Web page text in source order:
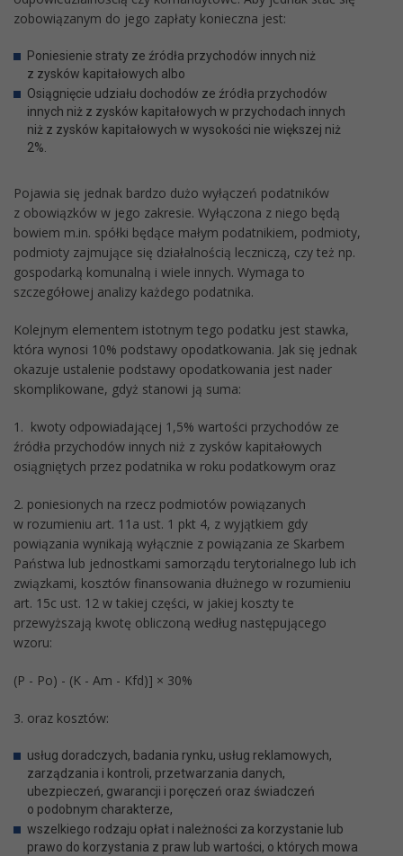
zobowiązanym do jego zapłaty konieczna jest:
Poniesienie straty ze źródła przychodów innych niż
z zysków kapitałowych albo
Osiągnięcie udziału dochodów ze źródła przychodów
innych niż z zysków kapitałowych w przychodach innych
niż z zysków kapitałowych w wysokości nie większej niż
2%.
Pojawia się jednak bardzo dużo wyłączeń podatników
z obowiązków w jego zakresie. Wyłączona z niego będą
bowiem m.in. spółki będące małym podatnikiem, podmioty,
podmioty zajmujące się działalnością leczniczą, czy też np.
gospodarką komunalną i wiele innych. Wymaga to
szczegółowej analizy każdego podatnika.
Kolejnym elementem istotnym tego podatku jest stawka,
która wynosi 10% podstawy opodatkowania. Jak się jednak
okazuje ustalenie podstawy opodatkowania jest nader
skomplikowane, gdyż stanowi ją suma:
1. kwoty odpowiadającej 1,5% wartości przychodów ze
źródła przychodów innych niż z zysków kapitałowych
osiągniętych przez podatnika w roku podatkowym oraz
2. poniesionych na rzecz podmiotów powiązanych
w rozumieniu art. 11a ust. 1 pkt 4, z wyjątkiem gdy
powiązania wynikają wyłącznie z powiązania ze Skarbem
Państwa lub jednostkami samorządu terytorialnego lub ich
związkami, kosztów finansowania dłużnego w rozumieniu
art. 15c ust. 12 w takiej części, w jakiej koszty te
przewyższają kwotę obliczoną według następującego
wzoru:
(P - Po) - (K - Am - Kfd)] × 30%
3. oraz kosztów:
usług doradczych, badania rynku, usług reklamowych,
zarządzania i kontroli, przetwarzania danych,
ubezpieczeń, gwarancji i poręczeń oraz świadczeń
o podobnym charakterze,
wszelkiego rodzaju opłat i należności za korzystanie lub
prawo do korzystania z praw lub wartości, o których mowa